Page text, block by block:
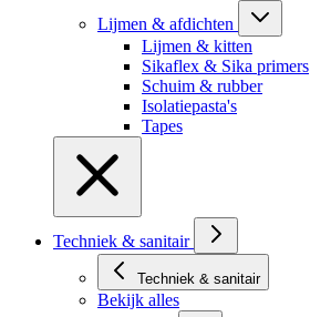
Lijmen & afdichten
Lijmen & kitten
Sikaflex & Sika primers
Schuim & rubber
Isolatiepasta's
Tapes
Techniek & sanitair
Techniek & sanitair
Bekijk alles